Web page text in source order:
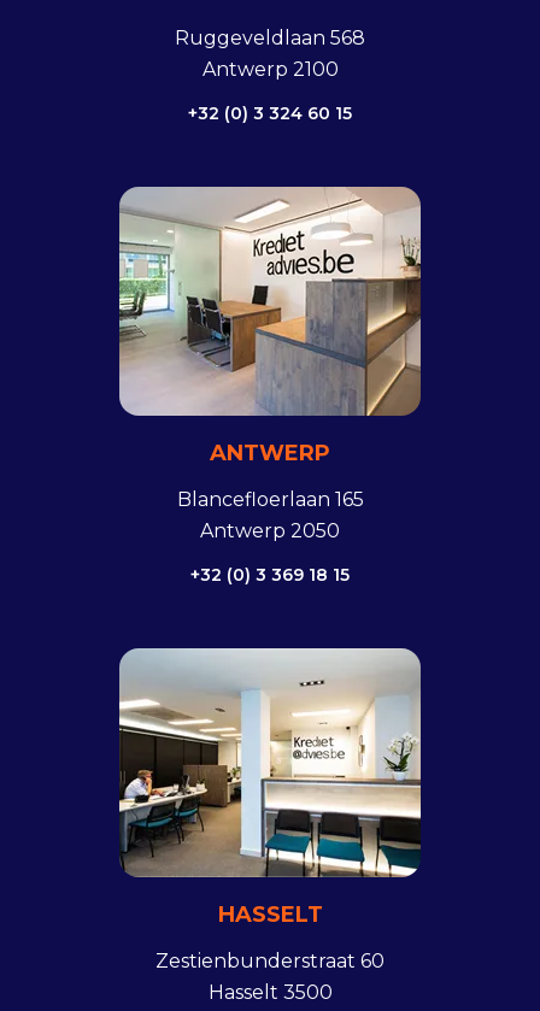
Ruggeveldlaan 568
Antwerp 2100
+32 (0) 3 324 60 15
ANTWERP
Blancefloerlaan 165
Antwerp 2050
+32 (0) 3 369 18 15
HASSELT
Zestienbunderstraat 60
Hasselt 3500